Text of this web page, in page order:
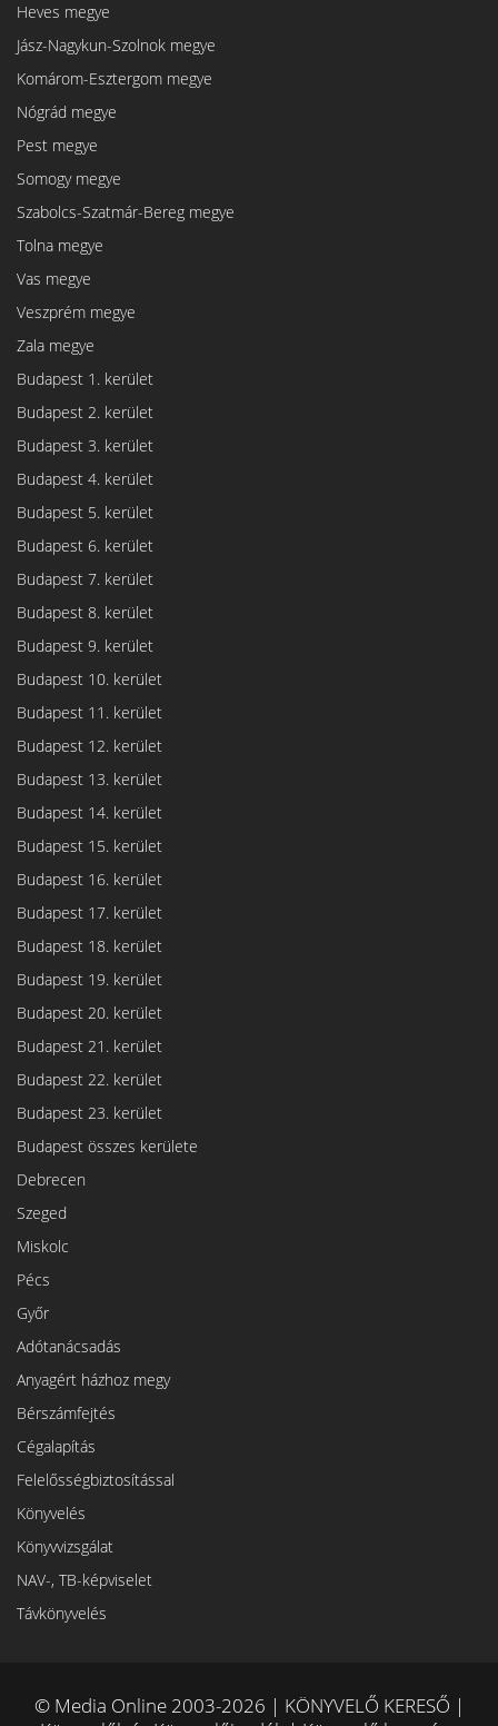
Heves megye
Jász-Nagykun-Szolnok megye
Komárom-Esztergom megye
Nógrád megye
Pest megye
Somogy megye
Szabolcs-Szatmár-Bereg megye
Tolna megye
Vas megye
Veszprém megye
Zala megye
Budapest 1. kerület
Budapest 2. kerület
Budapest 3. kerület
Budapest 4. kerület
Budapest 5. kerület
Budapest 6. kerület
Budapest 7. kerület
Budapest 8. kerület
Budapest 9. kerület
Budapest 10. kerület
Budapest 11. kerület
Budapest 12. kerület
Budapest 13. kerület
Budapest 14. kerület
Budapest 15. kerület
Budapest 16. kerület
Budapest 17. kerület
Budapest 18. kerület
Budapest 19. kerület
Budapest 20. kerület
Budapest 21. kerület
Budapest 22. kerület
Budapest 23. kerület
Budapest összes kerülete
Debrecen
Szeged
Miskolc
Pécs
Győr
Adótanácsadás
Anyagért házhoz megy
Bérszámfejtés
Cégalapítás
Felelősségbiztosítással
Könyvelés
Könyvvizsgálat
NAV-, TB-képviselet
Távkönyvelés
© Media Online 2003-2026 | KÖNYVELŐ KERESŐ |